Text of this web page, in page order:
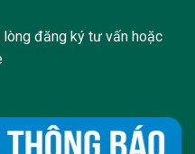
lòng đăng ký tư vấn hoặc